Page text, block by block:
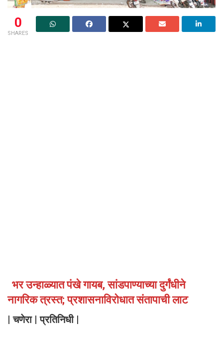
0
SHARES
भर उन्हाळ्यात पंखे गायब, सांडपाण्याच्या दुर्गंधीने
नागरिक त्रस्त; प्रशासनाविरोधात संतापाची लाट
| चणेरा | प्रतिनिधी |